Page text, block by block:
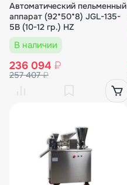
Автоматический пельменный
аппарат (92*50*8) JGL-135-
5B (10-12 гр.) HZ
В наличии
236 094 ₽
257 407₽